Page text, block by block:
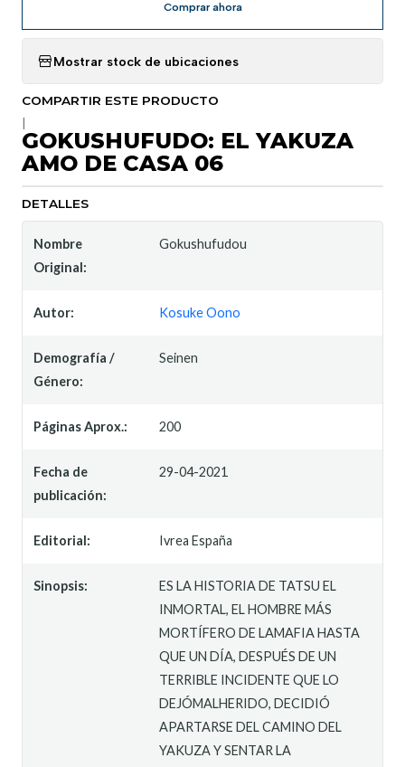
Comprar ahora
Mostrar stock de ubicaciones
COMPARTIR ESTE PRODUCTO
GOKUSHUFUDO: EL YAKUZA
AMO DE CASA 06
DETALLES
Nombre
Original:
Gokushufudou
Autor: Kosuke Oono
Demografía /
Género:
Seinen
Páginas Aprox.: 200
Fecha de
publicación:
29-04-2021
Editorial: Ivrea España
Sinopsis:
ES LA HISTORIA DE TATSU EL
INMORTAL, EL HOMBRE MÁS
MORTÍFERO DE LAMAFIA HASTA
QUE UN DÍA, DESPUÉS DE UN
TERRIBLE INCIDENTE QUE LO
DEJÓMALHERIDO, DECIDIÓ
APARTARSE DEL CAMINO DEL
YAKUZA Y SENTAR LA